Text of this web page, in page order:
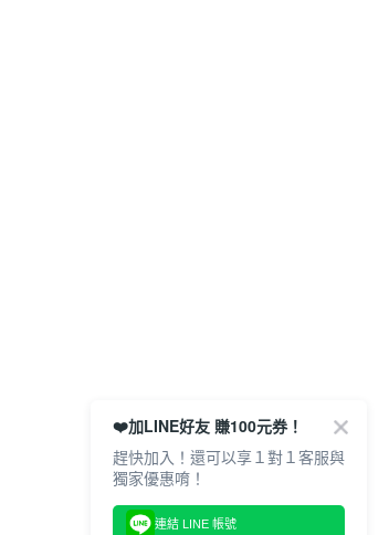
❤️加LINE好友 賺100元券！
趕快加入！還可以享１對１客服與
獨家優惠唷！
連結 LINE 帳號